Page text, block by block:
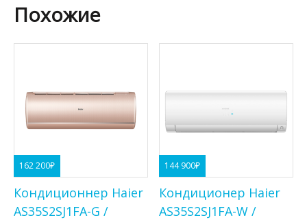
Похожие
162 200₽
Кондиционнер Haier
AS35S2SJ1FA-G /
144 900₽
Кондиционер Haier
AS35S2SJ1FA-W /